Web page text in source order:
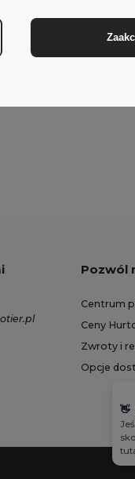
Pozwól
Centrum
Ceny
Zwroty i
Opcje
👋